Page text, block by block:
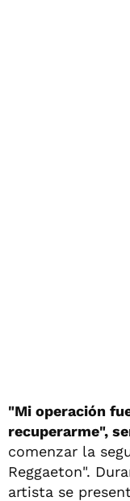
"Mi operación
recuperarme",
comenzar la
Reggaeton".
artista se